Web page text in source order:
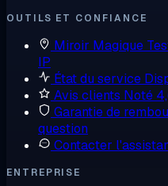
OUTILS ET CONFIANCE
Miroir Magique
IP
État du service
Avis clients Noté
Garantie de
question
Contacter
ENTREPRISE